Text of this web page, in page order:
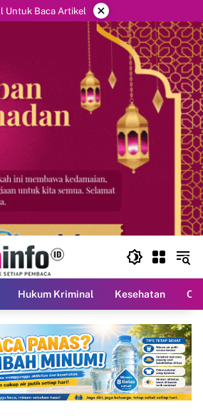
Untuk Baca Artikel ×
Hukum Kriminal Kesehatan